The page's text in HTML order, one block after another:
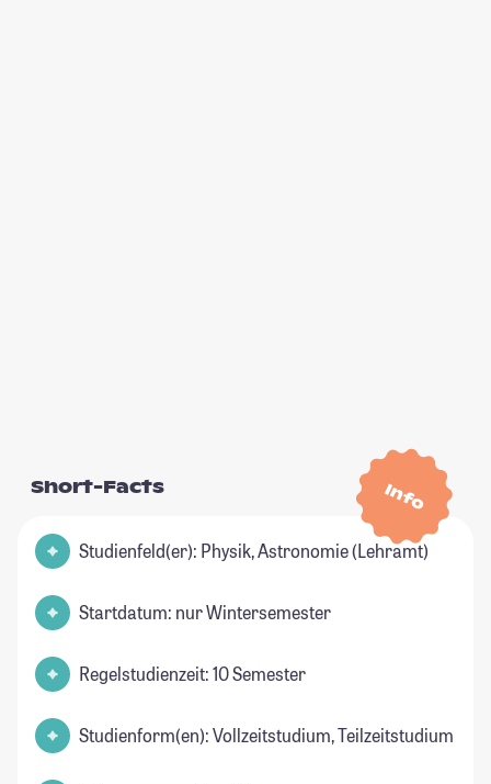
Info
Short-Facts
Studienfeld(er): Physik, Astronomie (Lehramt)
Startdatum: nur Wintersemester
Regelstudienzeit: 10 Semester
Studienform(en): Vollzeitstudium, Teilzeitstudium